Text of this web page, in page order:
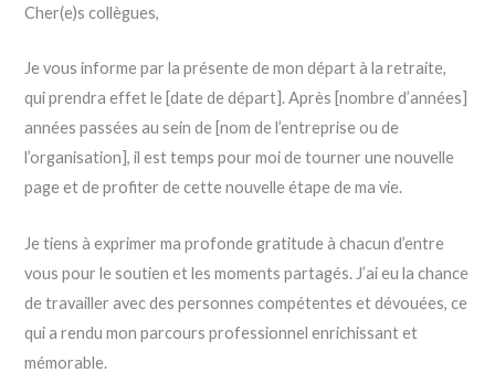
Cher(e)s collègues,
Je vous informe par la présente de mon départ à la retraite,
qui prendra effet le [date de départ]. Après [nombre d’années]
années passées au sein de [nom de l’entreprise ou de
l’organisation], il est temps pour moi de tourner une nouvelle
page et de profiter de cette nouvelle étape de ma vie.
Je tiens à exprimer ma profonde gratitude à chacun d’entre
vous pour le soutien et les moments partagés. J’ai eu la chance
de travailler avec des personnes compétentes et dévouées, ce
qui a rendu mon parcours professionnel enrichissant et
mémorable.